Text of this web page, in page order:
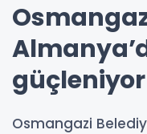
güçleniyor
Osmangazi